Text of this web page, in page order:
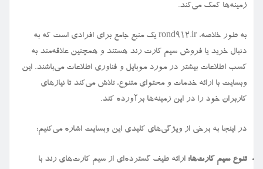
زمینه‌ها کمک می‌کند.
به طور خلاصه، rond912.ir یک منبع جامع برای افرادی است که به
دنبال خرید یا فروش سیم کارت رند هستند و همچنین علاقه‌مند به
کسب اطلاعات بیشتر در مورد موبایل و فناوری اطلاعات می‌باشند. این
وبسایت با ارائه خدمات و محتوای متنوع، تلاش می‌کند تا نیازهای
کاربران خود را در این زمینه‌ها برآورده کند.
در اینجا به برخی از ویژگی‌های کلیدی این وبسایت اشاره می‌کنیم:
تنوع سیم کارت‌ها: ارائه طیف گسترده‌ای از سیم کارت‌های رند با